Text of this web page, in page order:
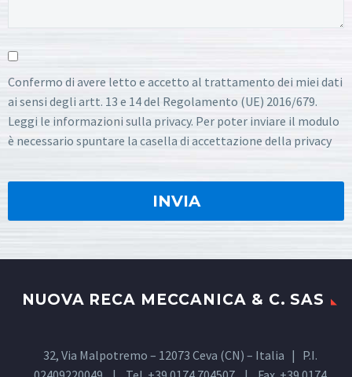
Confermo di avere letto e accetto al trattamento dei miei dati
ai sensi degli artt. 13 e 14 del Regolamento (UE) 2016/679.
Leggi le informazioni sulla privacy. Per poter inviare il modulo
è necessario spuntare la casella di accettazione della privacy
NUOVA RECA MECCANICA & C. SAS
32, Via Malpotremo – 12073 Ceva (CN) – Italia | P.I.